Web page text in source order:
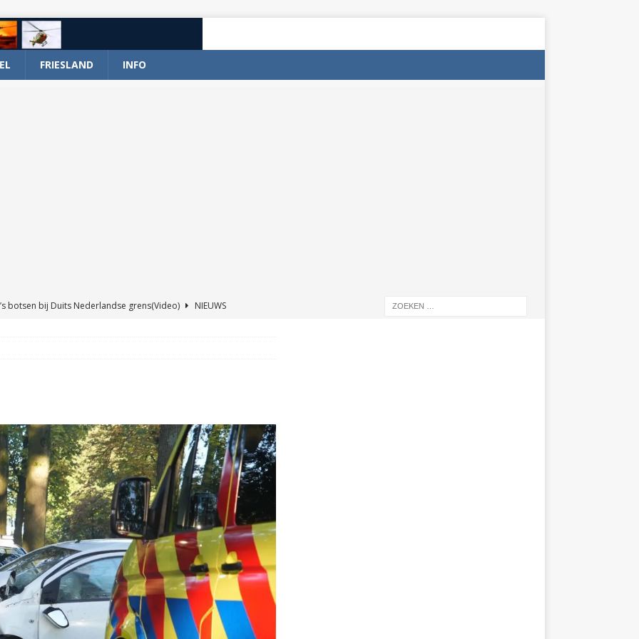
FRIESLAND INFO
botsen bij Duits Nederlandse grens(Video)
NIEUWS
aangevaren op Schildmeer Steendam(Video) NIEUWS